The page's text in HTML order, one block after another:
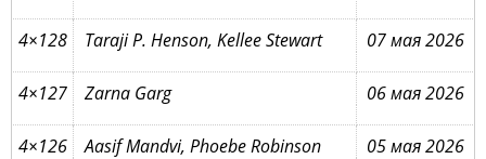
4×128 Taraji P. Henson, Kellee Stewart 07 мая 2026
4×127 Zarna Garg 06 мая 2026
4×126 Aasif Mandvi, Phoebe Robinson 05 мая 2026